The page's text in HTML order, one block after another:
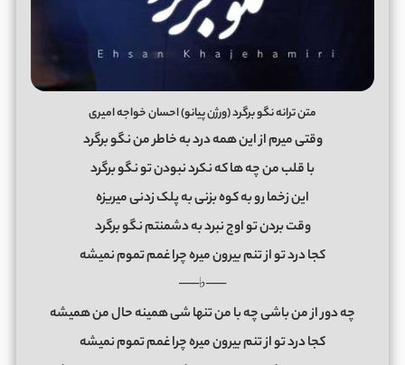
متن ترانه نگو برگرد (ورژن پیانو) احسان خواجه امیری
وﻗﺘﻰ ﻣﻴﺮم از اﻳﻦ ﻫﻤﻪ درد ﺑﻪ ﺧﺎﻃﺮ ﻣﻦ ﻧﮕﻮ ﺑﺮﮔﺮد
ﺑﺎ ﻗﻠﺐ ﻣﻦ ﭼﻪ ﻫﺎ ﻛﻪ ﻧﻜﺮد ﻧﺒﻮدن ﺗﻮ ﻧﮕﻮ ﺑﺮﮔﺮد
اﻳﻦ زﺧﻤﺎ رو ﺑﻪ ﻛﻮه ﺑﺰﻧﻰ ﺑﻪ ﭘﻠﮏ زدﻧﻰ ﻣﻴﺮﻳﺰه
وﻗﺖ ﺑﺮدن ﺗﻮ اوج ﻧﺒﺮد ﺑﻪ دﺷﻤﻨﺘﻢ ﻧﮕﻮ ﺑﺮﮔﺮد
ﻛﺠﺎ درد ﺗﻮ از ﺗﻨﻢ ﺑﻴﺮون ﻣﻴﺮه ﭼﺮا ﻏﻤﻢ ﺗﻤﻮم ﻧﻤﻴﺸﻪ
──♭──
ﭼﻪ دور از ﻣﻦ ﺑﺎﺷﻰ ﭼﻪ ﺑﺎ ﻣﻦ ﺗﻨﻬﺎ ﺷﻰ ﻫﻤﻴﻨﻪ ﺣﺎل ﻣﻦ ﻫﻤﻴﺸﻪ
ﻛﺠﺎ درد ﺗﻮ از ﺗﻨﻢ ﺑﻴﺮون ﻣﻴﺮه ﭼﺮا ﻏﻤﻢ ﺗﻤﻮم ﻧﻤﻴﺸﻪ